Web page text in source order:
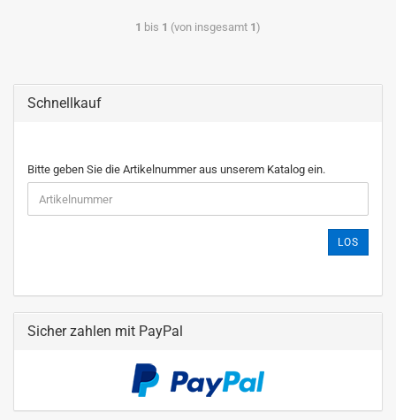
1 bis 1 (von insgesamt 1)
Schnellkauf
Bitte geben Sie die Artikelnummer aus unserem Katalog ein.
LOS
Sicher zahlen mit PayPal